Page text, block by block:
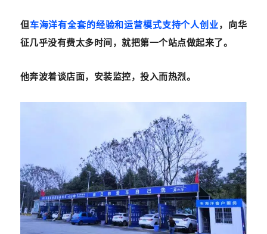
但车海洋有全套的经验和运营模式支持个人创业，向华
征几乎没有费太多时间，就把第一个站点做起来了。
他奔波着谈店面，安装监控，投入而热烈。